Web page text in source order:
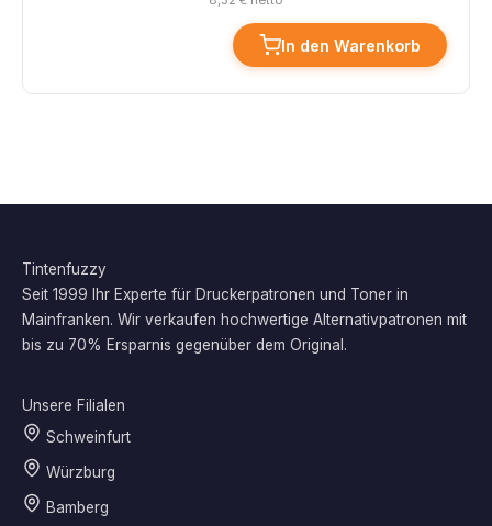
In den Warenkorb
Tintenfuzzy
Seit 1999 Ihr Experte für Druckerpatronen und Toner in
Mainfranken. Wir verkaufen hochwertige Alternativpatronen mit
bis zu 70% Ersparnis gegenüber dem Original.
Unsere Filialen
Schweinfurt
Würzburg
Bamberg